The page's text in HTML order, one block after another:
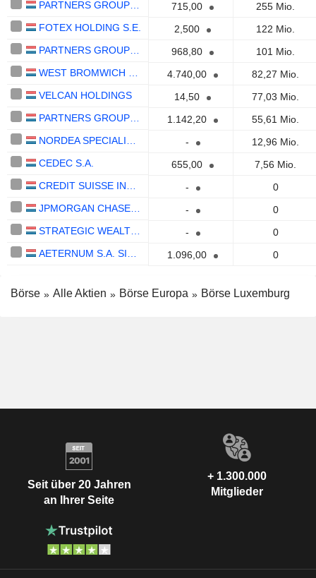
715,00
255 Mio.
FOTEX HOLDING S.E.
2,500
122 Mio.
968,80
101 Mio.
4.740,00
82,27 Mio.
VELCAN HOLDINGS
14,50
77,03 Mio.
1.142,20
55,61 Mio.
-
12,96 Mio.
CEDEC S.A.
655,00
7,56 Mio.
-
0
-
0
-
0
1.096,00 0
Börse Alle Aktien Börse Europa Börse Luxemburg
Seit über 20 Jahren
an Ihrer Seite
+ 1.300.000
Mitglieder